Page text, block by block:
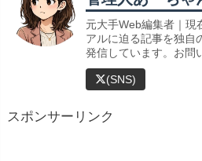
元大手Web編集者｜現
アルに迫る記事を独自
発信しています。お問
(SNS)
スポンサーリンク